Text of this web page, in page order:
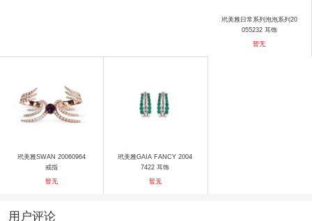
玳美雅日常系列泡泡系列20
055232 耳饰
暂无
玳美雅SWAN 20060964
戒指
暂无
玳美雅GAIA FANCY 2004
7422 耳饰
暂无
用户评论